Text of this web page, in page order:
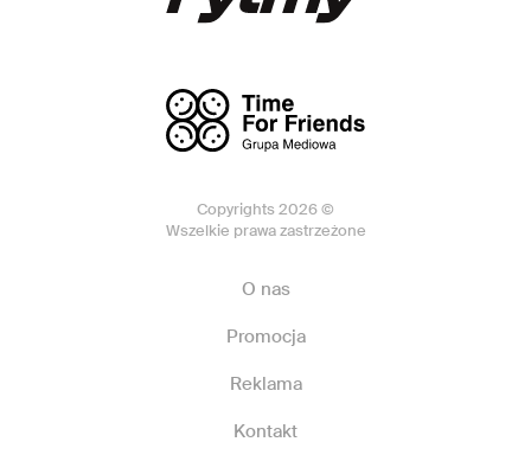
Copyrights 2026 ©
Wszelkie prawa zastrzeżone
O nas
Promocja
Reklama
Kontakt